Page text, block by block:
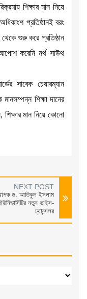
শিক্ষার মান নিয়ে
প্রতিষ্ঠানই বরং
শুরু করে প্রতিষ্ঠান
করেনি নর্থ সাউথ
সাবেক চেয়ারম্যান
শিক্ষা দানের
শিক্ষার মান নিয়ে কোনো
NEXT POST
ড. আতিকুল ইসলাম
নতুন ভাইস-
চ্যান্সেলর